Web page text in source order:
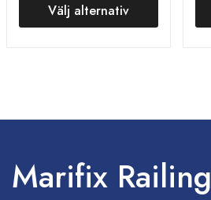
Välj alternativ
Marifix Railing